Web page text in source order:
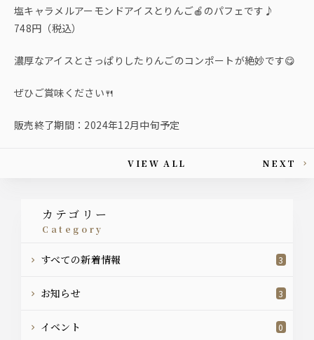
塩キャラメルアーモンドアイスとりんご🍎のパフェです♪
748円（税込）
濃厚なアイスとさっぱりしたりんごのコンポートが絶妙です😋
ぜひご賞味ください🍴
販売終了期間：2024年12月中旬予定
VIEW ALL NEXT
カテゴリー
category
すべての新着情報 3
お知らせ 3
イベント 0